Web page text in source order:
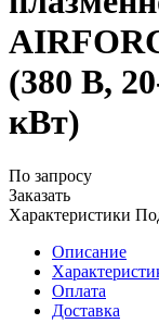
(380 В,
кВт)
По запросу
Заказать
Характеристики
Описание
Оплата
Доставка